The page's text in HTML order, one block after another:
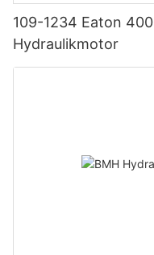
109-1234 Eaton
Hydraulikmotor